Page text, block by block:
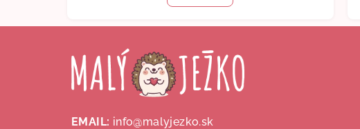
je
5,0
5
hviezdičiek.
EMAIL: info@malyjezko.sk